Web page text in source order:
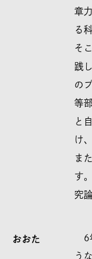
章
る
そ
践
の
等
と
け
ま
す
究
おおた
6
う